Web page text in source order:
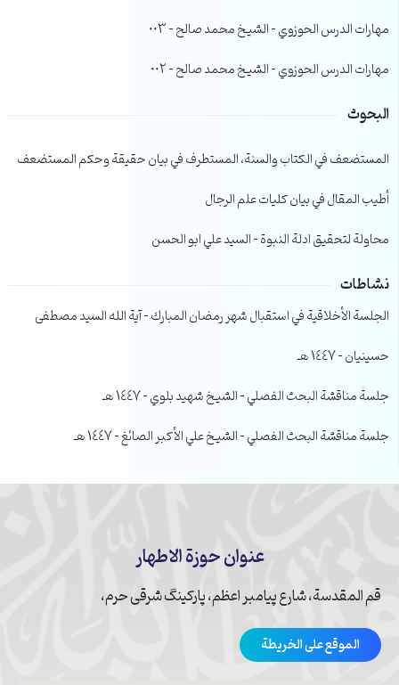
مهارات الدرس الحوزوي – الشيخ محمد صالح – 003
مهارات الدرس الحوزوي – الشيخ محمد صالح – 002
البحوث
المستضعف في الكتاب والسنة، المستطرف في بيان حقيقة وحكم المستضعف
أطيب المقال في بيان كليات علم الرجال
محاولة لتحقيق ادلة النبوة – السيد علي ابو الحسن
نشاطات
الجلسة الأخلاقية في استقبال شهر رمضان المبارك – آية الله السيد مصطفى
حسينيان – 1447 هـ
جلسة مناقشة البحث الفصلي – الشيخ شهيد بلوي – 1447 هـ
جلسة مناقشة البحث الفصلي – الشيخ علي الأكبر الصائغ – 1447 هـ
عنوان حوزة الاطهار
قم المقدسة، شارع پیامبر اعظم، پارکینگ شرقی حرم،
الموقع على الخريطة